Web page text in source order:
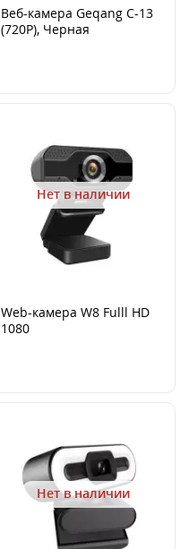
Веб-камера Geqang C-13
(720P), Черная
Нет в наличии
Web-камера W8 Fulll HD
1080
Нет в наличии